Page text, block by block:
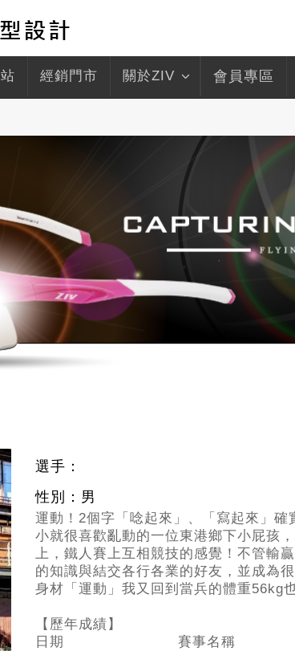
經銷門市 關於ZIV 會員專區
選手：
性別：男
運動！2個字「唸起來」、「寫起來」
小就很喜歡亂動的一位東港鄉下小屁孩
上，鐵人賽上互相競技的感覺！不管輸
的知識與結交各行各業的好友，並成為
身材「運動」我又回到當兵的體重56kg
【歷年成績】
日期
賽事名稱